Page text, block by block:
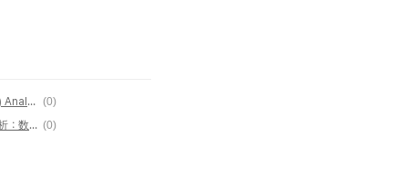
U.S. Stock Prairie Operating Co. (PROP) Analysis: Growth Potential and Investment Strategy in the Energy Sector (0)
美国股票 TNL Media Group (TNMG) 分析：数字媒体公司的成长潜力与投资策略 (0)